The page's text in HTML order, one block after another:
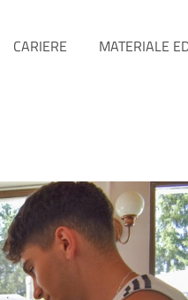
CARIERE MATERIALE